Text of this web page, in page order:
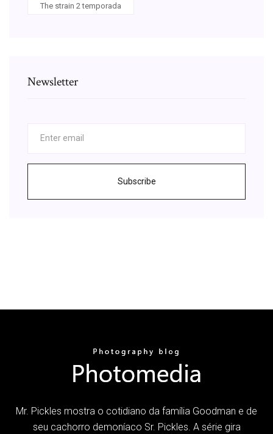
The strain 2 temporada
Newsletter
Subscribe
Mr. Pickles mostra o cotidiano da família Goodman e de
seu cachorro demoníaco Sr. Pickles. A série gira